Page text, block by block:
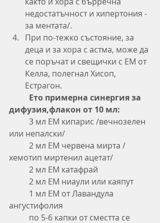
недостатъчност и хипертония -
за ментата/.
При по-тежко състояние, за
деца и за хора с астма, може да
се поръчат и свещички с ЕМ от
Келла, полегнал Хисоп,
Естрагон.
Ето примерна синергия за
дифузия,флакон от 10 мл:
или непалски/
хемотип миртенил ацетат/
	2 мл ЕМ катафрай
	2 мл ЕМ ниаули или каяпут
ангустифолия